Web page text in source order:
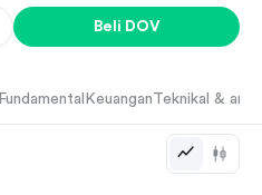
Beli DOV
Fundamental Keuangan Teknikal &